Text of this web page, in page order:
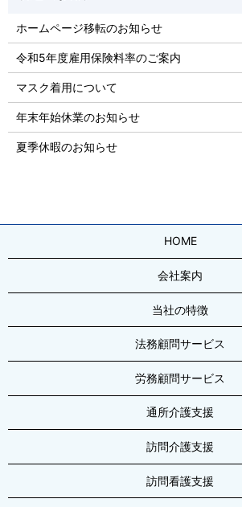
ホームページ移転のお知らせ
令和5年度雇用保険料率のご案内
マスク着用について
年末年始休業のお知らせ
夏季休暇のお知らせ
HOME
会社案内
当社の特徴
法務顧問サービス
労務顧問サービス
通所介護支援
訪問介護支援
訪問看護支援